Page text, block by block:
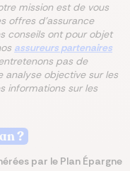
mission est de vous
offres d'assurance
conseils ont pour objet
assureurs partenaires
pas de
analyse objective sur les
informations sur les
?
par le Plan Épargne